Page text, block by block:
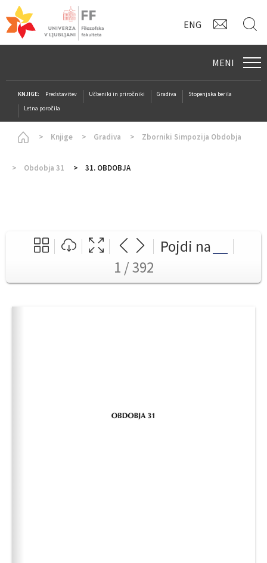
ENG
MENI
KNJIGE: Predstavitev Učbeniki in priročniki Gradiva
Stopenjska berila
Letna poročila
Homepage
Knjige Gradiva Zborniki Simpozija Obdobja
Obdobja 31 31. OBDOBJA
Pojdi na
1 / 392